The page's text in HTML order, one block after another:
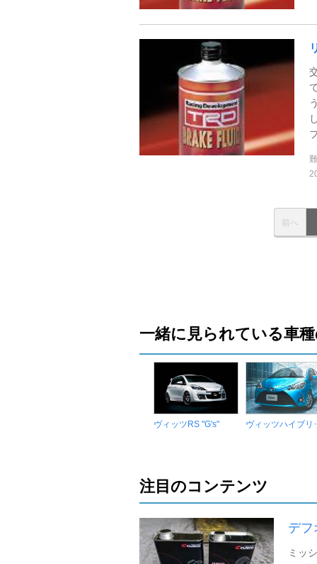
前へ
一緒に見られている車
ヴィッツRS "G's" ヴィッツハイブリ
注目のコンテンツ
デフ
ミッ